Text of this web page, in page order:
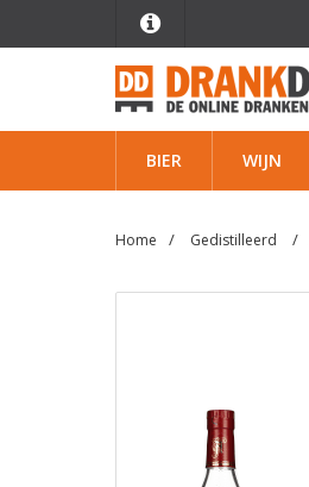
BIER WIJN
Home Gedistilleerd